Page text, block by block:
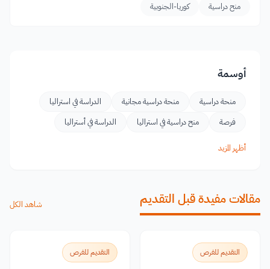
منح دراسية كوريا-الجنوبية
أوسمة
منحة دراسية منحة دراسية مجانية
الدراسة في استراليا
فرصة
منح دراسية في استراليا الدراسة في أستراليا
أظهر المزيد
مقالات مفيدة قبل التقديم شاهد الكل
التقديم للفرص التقديم للفرص